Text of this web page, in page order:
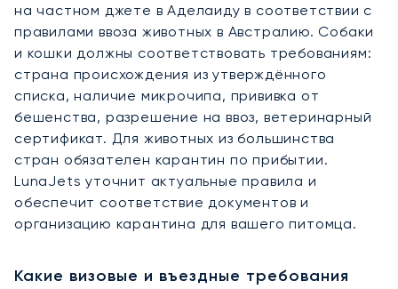
на частном джете в Аделаиду в соответствии с
правилами ввоза животных в Австралию. Собаки
и кошки должны соответствовать требованиям:
страна происхождения из утверждённого
списка, наличие микрочипа, прививка от
бешенства, разрешение на ввоз, ветеринарный
сертификат. Для животных из большинства
стран обязателен карантин по прибытии.
LunaJets уточнит актуальные правила и
обеспечит соответствие документов и
организацию карантина для вашего питомца.
Какие визовые и въездные требования